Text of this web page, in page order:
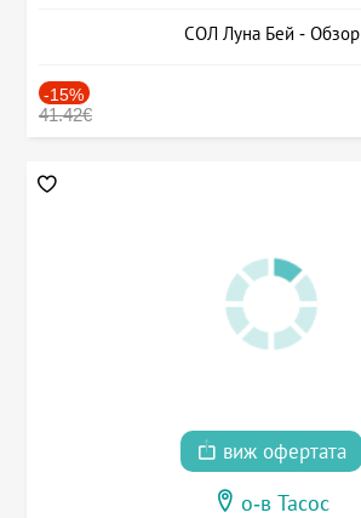
СОЛ Луна Бей - Обзор
-15%
41.42€
виж офертата
о-в Тасос